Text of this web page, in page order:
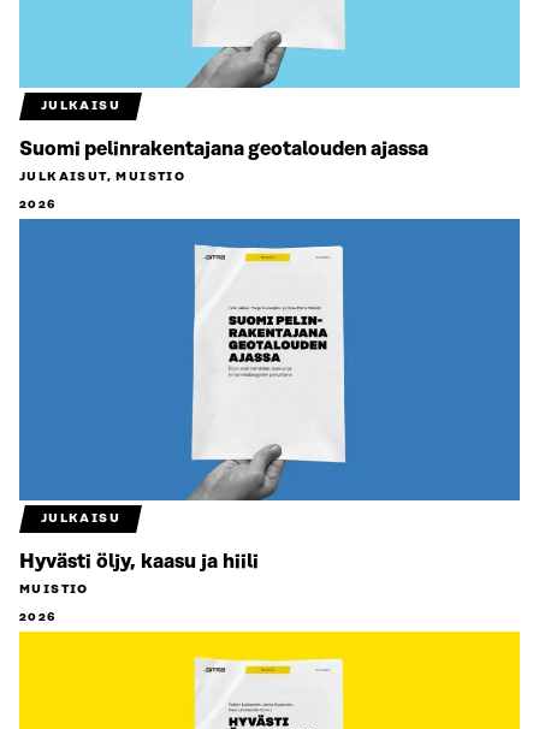
JULKAISU
Suomi pelinrakentajana geotalouden ajassa
JULKAISUT, MUISTIO
2026
JULKAISU
Hyvästi öljy, kaasu ja hiili
MUISTIO
2026